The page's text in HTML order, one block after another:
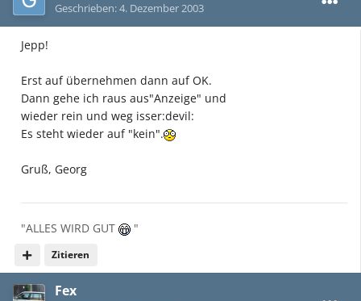
Geschrieben:4. Dezember 2003
Jepp!
Erst auf übernehmen dann auf OK.
Dann gehe ich raus aus"Anzeige" und
wieder rein und weg isser:devil:
Es steht wieder auf "kein".
Gruß, Georg
Zitieren
"ALLES WIRD GUT "
Fex